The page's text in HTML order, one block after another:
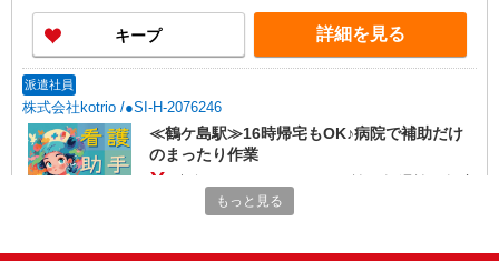
キープ 詳細を見る
派遣社員
株式会社kotrio /●SI-H-2076246
≪鶴ケ島駅≫16時帰宅もOK♪病院で補助だけ
のまったり作業
通費全支給(ガソリン代含む)＞
もっと見る